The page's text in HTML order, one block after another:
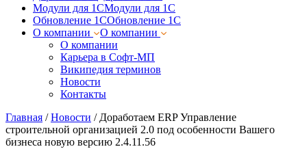
Модули для 1СМодули для 1С
Обновление 1СОбновление 1С
О компании
О компании
О компании
Карьера в Софт-МП
Википедия терминов
Новости
Контакты
Главная /Новости / Доработаем ERP Управление
строительной организацией 2.0 под особенности Вашего
бизнеса новую версию 2.4.11.56